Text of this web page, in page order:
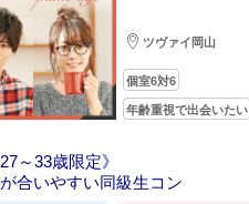
ツヴァイ岡山
個室6対6
年齢重視で出会いたい
～33歳限定》
合いやすい同級生コン